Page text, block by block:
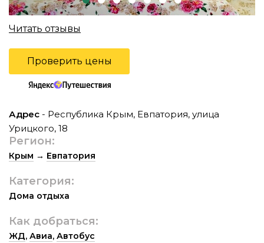
Читать отзывы
Проверить цены
Адрес - Республика Крым, Евпатория, улица
Урицкого, 18
Регион:
Крым → Евпатория
Категория:
Дома отдыха
Как добраться:
ЖД, Авиа, Автобус